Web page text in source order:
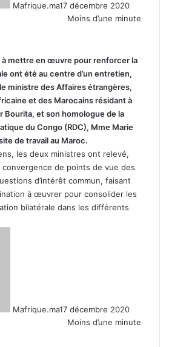
Mafrique.ma17 décembre 2020
Moins d’une minute
à mettre en œuvre pour renforcer la
ont été au centre d’un entretien,
ministre des Affaires étrangères,
et des Marocains résidant à
Bourita, et son homologue de la
du Congo (RDC), Mme Marie
de travail au Maroc.
les deux ministres ont relevé,
de points de vue des
d’intérêt commun, faisant
à œuvrer pour consolider les
bilatérale dans les différents
Mafrique.ma17 décembre 2020
Moins d’une minute